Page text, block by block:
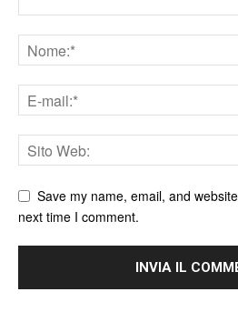
Save my name, email, and
next time I comment.